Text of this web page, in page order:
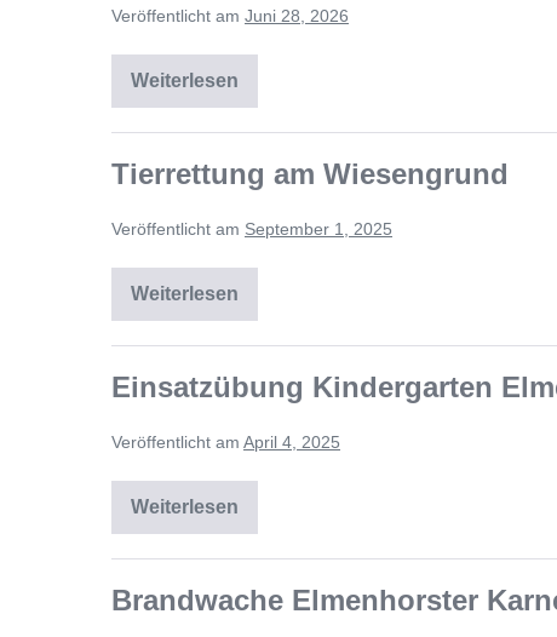
Veröffentlicht am Juni 28, 2026
Weiterlesen
Tierrettung am Wiesengrund
Veröffentlicht am September 1, 2025
Weiterlesen
Einsatzübung Kindergarten
Veröffentlicht am April 4, 2025
Weiterlesen
Brandwache Elmenhorster